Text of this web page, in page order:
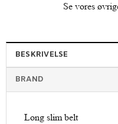
Se vores
BESKRIVELSE
BRAND
Long slim belt